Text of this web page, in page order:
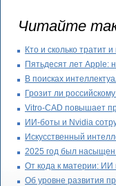
Читайте
Кто и сколько тратит
Пятьдесят лет Apple:
В поисках
Грозит ли
Vitro-CAD повышает
ИИ-боты и Nvidia
Искусственный
2025 год был
От кода к материи: ИИ
Об уровне развития